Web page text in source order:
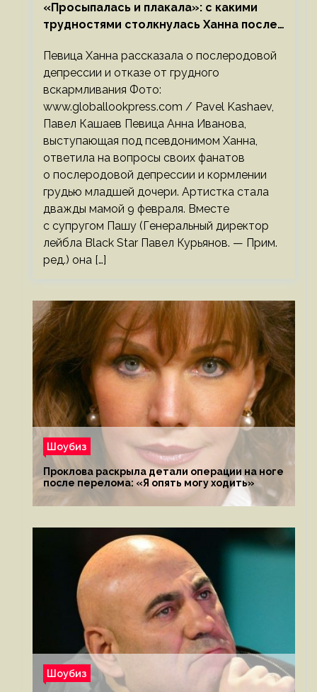
«Просыпалась и плакала»: с какими
трудностями столкнулась Ханна после
Певица Ханна рассказала о послеродовой
депрессии и отказе от грудного
вскармливания Фото:
www.globallookpress.com / Pavel Kashaev,
Павел Кашаев Певица Анна Иванова,
выступающая под псевдонимом Ханна,
ответила на вопросы своих фанатов
о послеродовой депрессии и кормлении
грудью младшей дочери. Артистка стала
дважды мамой 9 февраля. Вместе
с супругом Пашу (Генеральный директор
лейбла Black Star Павел Курьянов. — Прим.
ред.) она […]
Шоубиз
Проклова раскрыла детали операции на ноге
после перелома: «Я опять могу ходить»
Шоубиз